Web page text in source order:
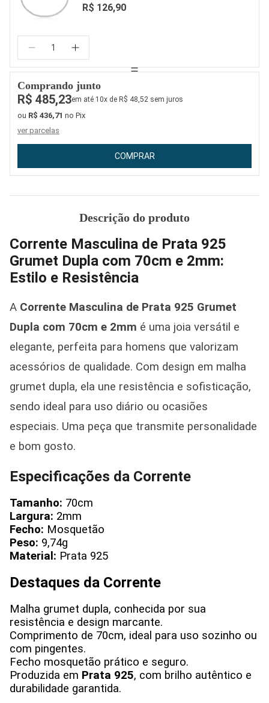
R$ 126,90
Quantidade:
Comprando junto
R$ 485,23em até 10x de R$ 48,52 sem juros
ou R$ 436,71 no Pix
ver parcelas
COMPRAR
Descrição do produto
Corrente Masculina de Prata 925
Grumet Dupla com 70cm e 2mm:
Estilo e Resistência
A Corrente Masculina de Prata 925 Grumet
Dupla com 70cm e 2mm é uma joia versátil e
elegante, perfeita para homens que valorizam
acessórios de qualidade. Com design em malha
grumet dupla, ela une resistência e sofisticação,
sendo ideal para uso diário ou ocasiões
especiais. Uma peça que transmite personalidade
e bom gosto.
Especificações da Corrente
Tamanho: 70cm
Largura: 2mm
Fecho: Mosquetão
Peso: 9,74g
Material: Prata 925
Destaques da Corrente
Malha grumet dupla, conhecida por sua
resistência e design marcante.
Comprimento de 70cm, ideal para uso sozinho ou
com pingentes.
Fecho mosquetão prático e seguro.
Produzida em Prata 925, com brilho autêntico e
durabilidade garantida.